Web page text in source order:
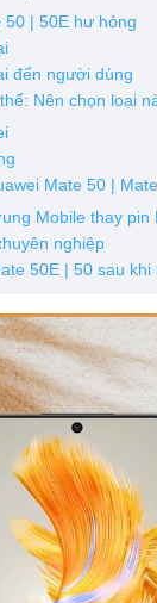
50 | 50E hư hỏng
đến người dùng
Nên chọn loại
Mate 50 |
Mobile thay pin
nghiệp
50E | 50 sau khi